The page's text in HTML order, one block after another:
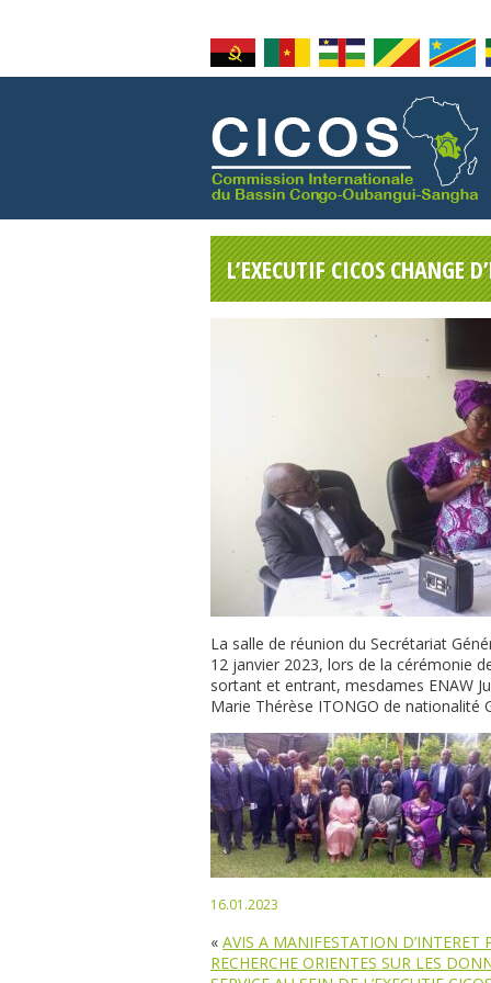
L’EXECUTIF CICOS CHANGE
La salle de réunion du Secrétariat
12 janvier 2023, lors de la cérémonie
sortant et entrant, mesdames ENAW
Marie Thérèse ITONGO de nationalité
16.01.2023
« AVIS A MANIFESTATION D’INTERET
RECHERCHE ORIENTES SUR LES